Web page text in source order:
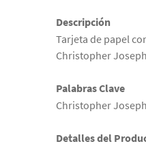
Descripción
Tarjeta de papel
Christopher
Palabras Clave
Christopher
Detalles del